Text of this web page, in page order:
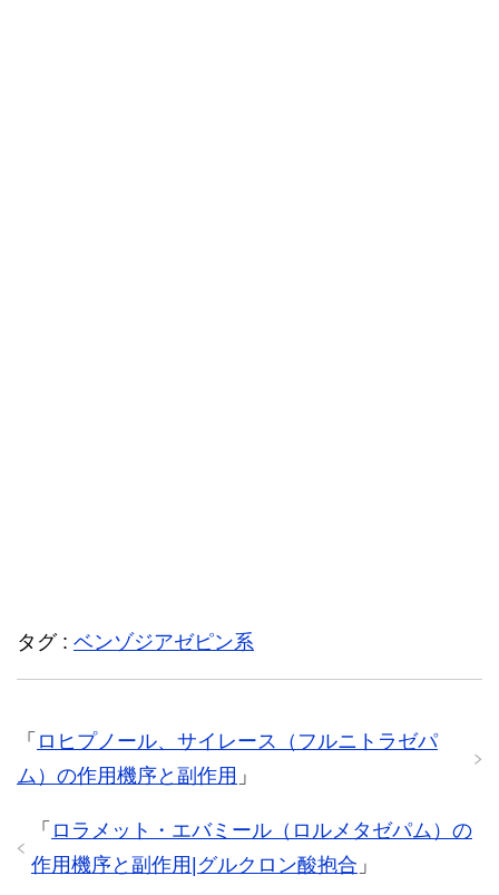
タグ : ベンゾジアゼピン系
「 ロヒプノール、サイレース（フルニトラゼパ
ム）の作用機序と副作用 」
「 ロラメット・エバミール（ロルメタゼパム）の
作用機序と副作用|グルクロン酸抱合 」